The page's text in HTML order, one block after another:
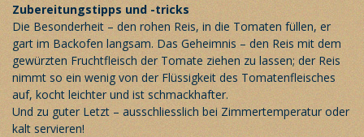
Zubereitungstipps und -tricks
Die Besonderheit – den rohen Reis, in die Tomaten füllen, er
gart im Backofen langsam. Das Geheimnis – den Reis mit dem
gewürzten Fruchtfleisch der Tomate ziehen zu lassen; der Reis
nimmt so ein wenig von der Flüssigkeit des Tomatenfleisches
auf, kocht leichter und ist schmackhafter.
Und zu guter Letzt – ausschliesslich bei Zimmertemperatur oder
kalt servieren!